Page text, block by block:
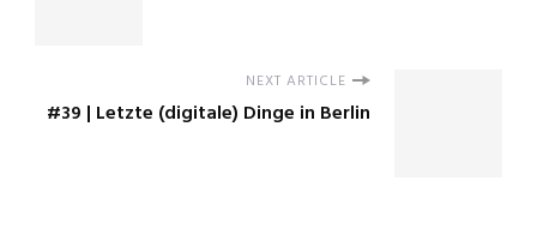
NEXT ARTICLE
#39 | Letzte (digitale) Dinge in Berlin